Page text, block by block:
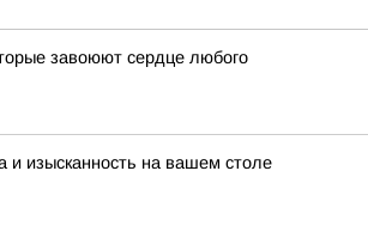
завоюют сердце любого
и изысканность на вашем столе